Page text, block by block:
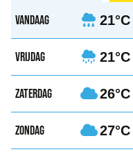
VANDAAG 21°C
VRIJDAG 21°C
ZATERDAG 26°C
ZONDAG 27°C